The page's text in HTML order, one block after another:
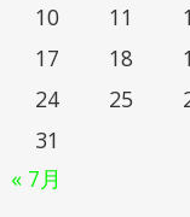
10
11
17
18
24
25
31
« 7月